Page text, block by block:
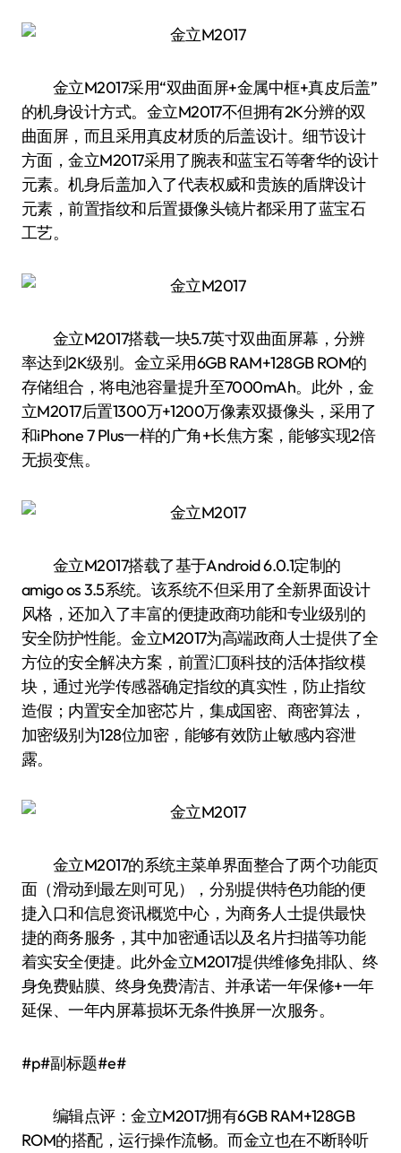
金立M2017采用“双曲面屏+金属中框+真皮后盖”
的机身设计方式。金立M2017不但拥有2K分辨的双
曲面屏，而且采用真皮材质的后盖设计。细节设计
方面，金立M2017采用了腕表和蓝宝石等奢华的设计
元素。机身后盖加入了代表权威和贵族的盾牌设计
元素，前置指纹和后置摄像头镜片都采用了蓝宝石
工艺。
金立M2017搭载一块5.7英寸双曲面屏幕，分辨
率达到2K级别。金立采用6GB RAM+128GB ROM的
存储组合，将电池容量提升至7000mAh。此外，金
立M2017后置1300万+1200万像素双摄像头，采用了
和iPhone 7 Plus一样的广角+长焦方案，能够实现2倍
无损变焦。
金立M2017搭载了基于Android 6.0.1定制的
amigo os 3.5系统。该系统不但采用了全新界面设计
风格，还加入了丰富的便捷政商功能和专业级别的
安全防护性能。金立M2017为高端政商人士提供了全
方位的安全解决方案，前置汇顶科技的活体指纹模
块，通过光学传感器确定指纹的真实性，防止指纹
造假；内置安全加密芯片，集成国密、商密算法，
加密级别为128位加密，能够有效防止敏感内容泄
露。
金立M2017的系统主菜单界面整合了两个功能页
面（滑动到最左则可见），分别提供特色功能的便
捷入口和信息资讯概览中心，为商务人士提供最快
捷的商务服务，其中加密通话以及名片扫描等功能
着实安全便捷。此外金立M2017提供维修免排队、终
身免费贴膜、终身免费清洁、并承诺一年保修+一年
延保、一年内屏幕损坏无条件换屏一次服务。
#p#副标题#e#
编辑点评：金立M2017拥有6GB RAM+128GB
ROM的搭配，运行操作流畅。而金立也在不断聆听